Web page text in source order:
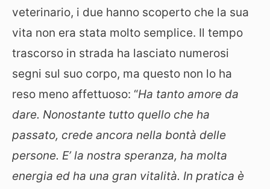
veterinario, i due hanno scoperto che la sua
vita non era stata molto semplice. Il tempo
trascorso in strada ha lasciato numerosi
segni sul suo corpo, ma questo non lo ha
reso meno affettuoso: “Ha tanto amore da
dare. Nonostante tutto quello che ha
passato, crede ancora nella bontà delle
persone. E’ la nostra speranza, ha molta
energia ed ha una gran vitalità. In pratica è